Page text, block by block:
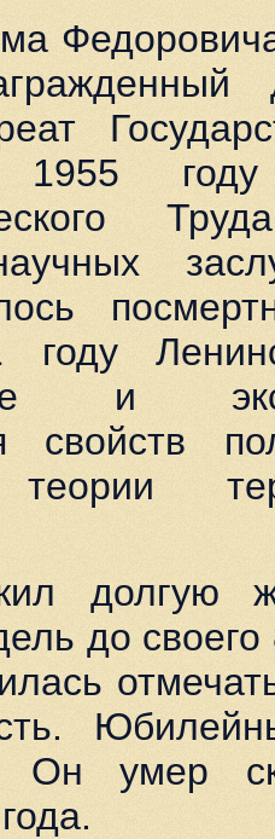
году
и
свойств
долгую
до
Он умер